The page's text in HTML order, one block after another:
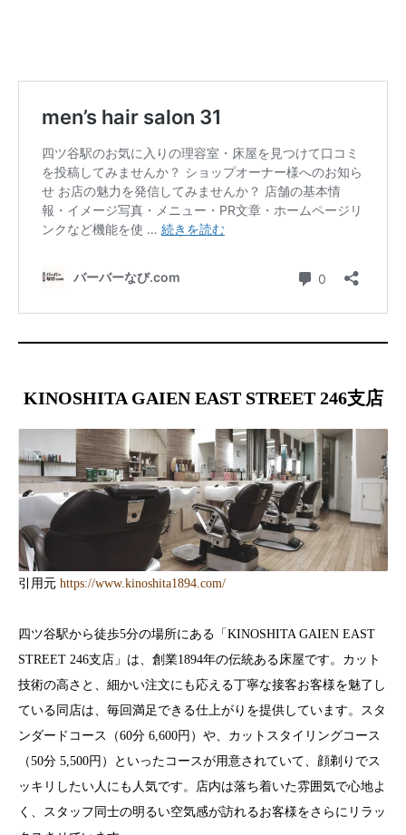
KINOSHITA GAIEN EAST STREET 246支店
引用元 https://www.kinoshita1894.com/
四ツ谷駅から徒歩5分の場所にある「KINOSHITA GAIEN EAST
STREET 246支店」は、創業1894年の伝統ある床屋です。カット
技術の高さと、細かい注文にも応える丁寧な接客お客様を魅了し
ている同店は、毎回満足できる仕上がりを提供しています。スタ
ンダードコース（60分 6,600円）や、カットスタイリングコース
（50分 5,500円）といったコースが用意されていて、顔剃りでス
ッキリしたい人にも人気です。店内は落ち着いた雰囲気で心地よ
く、スタッフ同士の明るい空気感が訪れるお客様をさらにリラッ